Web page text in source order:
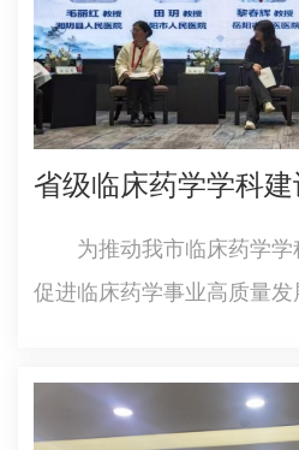
为推动我市临床药学学
促进临床药学事业高质量
科建设研讨班（岳阳站）”
办。岳阳市卫健委主任余